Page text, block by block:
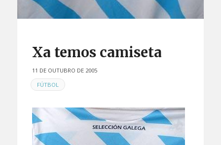
Xa temos camiseta
11 DE OUTUBRO DE 2005
EN
FÚTBOL